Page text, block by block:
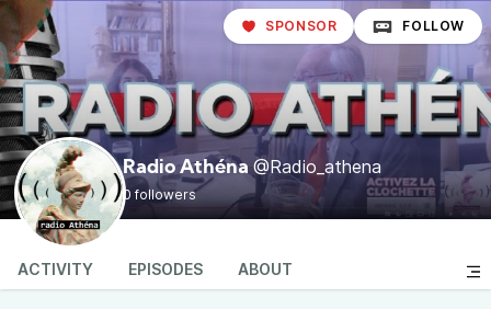
Radio Athéna @Radio_athena
0 followers
SPONSOR FOLLOW
ACTIVITY EPISODES ABOUT